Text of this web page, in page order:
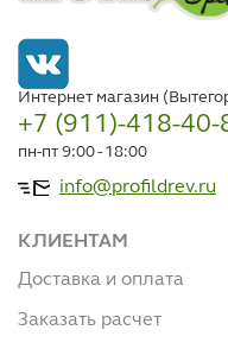
Интернет магазин
+7 (911)-418-40-
пн-пт 9:00 - 18:00
info@profildrev.ru
КЛИЕНТАМ
Доставка и оплата
Заказать расчет